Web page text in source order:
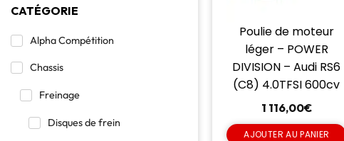
CATÉGORIE
Alpha Compétition
Chassis
Freinage
Disques de frein
Poulie de moteur
léger – POWER
DIVISION – Audi RS6
(C8) 4.0TFSI 600cv
1 116,00€
AJOUTER AU PANIER